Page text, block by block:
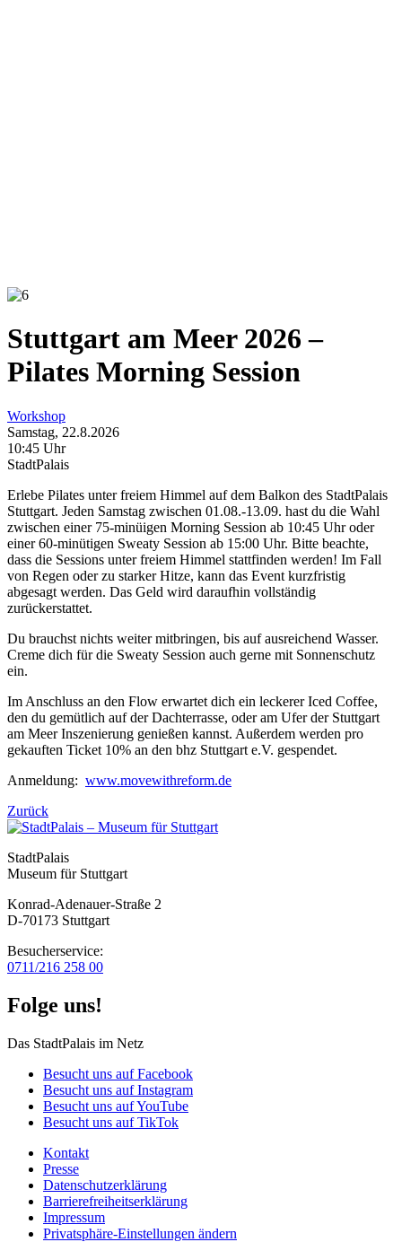
Stuttgart am Meer 2026 –
Pilates Morning Session
Workshop
Samstag, 22.8.2026
10:45 Uhr
StadtPalais
Erlebe Pilates unter freiem Himmel auf dem Balkon des StadtPalais
Stuttgart. Jeden Samstag zwischen 01.08.-13.09. hast du die Wahl
zwischen einer 75-minüigen Morning Session ab 10:45 Uhr oder
einer 60-minütigen Sweaty Session ab 15:00 Uhr. Bitte beachte,
dass die Sessions unter freiem Himmel stattfinden werden! Im Fall
von Regen oder zu starker Hitze, kann das Event kurzfristig
abgesagt werden. Das Geld wird daraufhin vollständig
zurückerstattet.
Du brauchst nichts weiter mitbringen, bis auf ausreichend Wasser.
Creme dich für die Sweaty Session auch gerne mit Sonnenschutz
ein.
Im Anschluss an den Flow erwartet dich ein leckerer Iced Coffee,
den du gemütlich auf der Dachterrasse, oder am Ufer der Stuttgart
am Meer Inszenierung genießen kannst. Außerdem werden pro
gekauften Ticket 10% an den bhz Stuttgart e.V. gespendet.
Anmeldung: www.movewithreform.de
Zurück
StadtPalais
Museum für Stuttgart
Konrad-Adenauer-Straße 2
D-70173 Stuttgart
Besucherservice:
0711/216 258 00
Folge uns!
Das StadtPalais im Netz
Besucht uns auf Facebook
Besucht uns auf Instagram
Besucht uns auf YouTube
Besucht uns auf TikTok
Kontakt
Presse
Datenschutz­erklärung
Barrierefreiheitserklärung
Impressum
Privatsphäre-Einstellungen ändern